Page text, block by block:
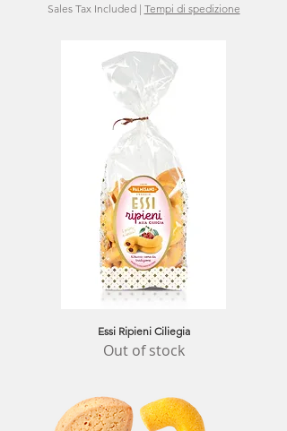
Sales Tax Included| Tempi di spedizione
Essi Ripieni Ciliegia
Out of stock